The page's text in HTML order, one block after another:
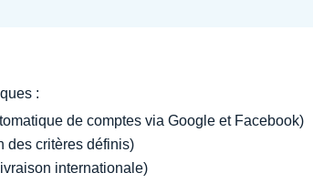
:
de comptes via Google et Facebook)
des critères définis)
internationale)